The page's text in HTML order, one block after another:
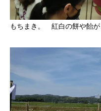
もちまき。 紅白の餅や飴が